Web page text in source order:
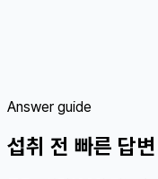
Answer guide
섭취 전 빠른 답변